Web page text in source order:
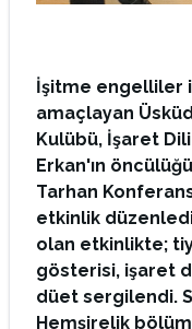
İşitme engelliler
amaçlayan
Kulübü, İşaret
Erkan'ın
Tarhan
etkinlik
olan etkinlikte;
gösterisi, işaret
düet sergilendi.
Hemşirelik